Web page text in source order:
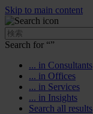
Skip to main content
Search for “”
... in Consultants
... in Offices
... in Services
... in Insights
Search all results